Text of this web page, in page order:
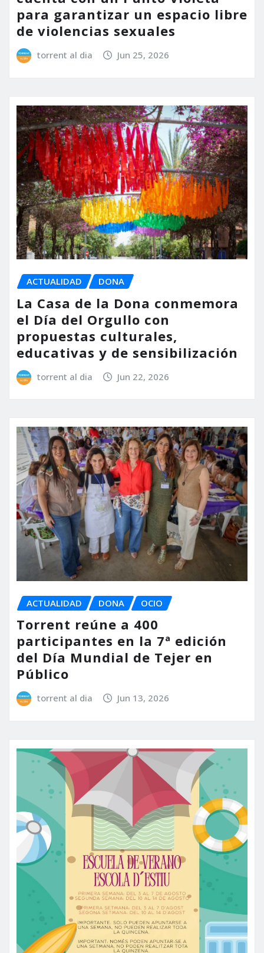
para garantizar un espacio libre
de violencias sexuales
torrent al dia Jun 25, 2026
ACTUALIDAD DONA
La Casa de la Dona conmemora
el Día del Orgullo con
propuestas culturales,
educativas y de sensibilización
torrent al dia Jun 22, 2026
ACTUALIDAD DONA OCIO
Torrent reúne a 400
participantes en la 7ª edición
del Día Mundial de Tejer en
Público
torrent al dia Jun 13, 2026